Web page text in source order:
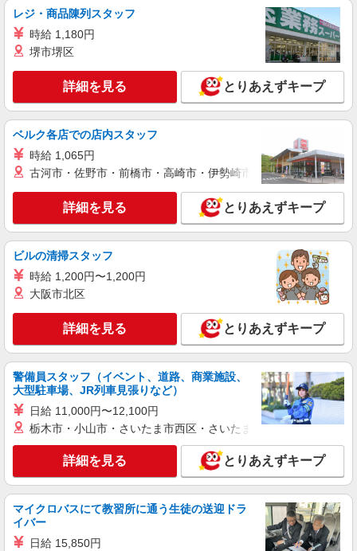
その他賞与 年2回昇給 年1回販売手当、資格手当
扶養家族手当年末年始手当バースデー手当 ★交通
+゜・。○。・゜+゜
キープ 詳細を見る
派遣社員
株式会社シエロ
スマホ携帯販売【ソフトバンク】
時給1600円〜 ※別途インセンティブ、職能評
価制度あり ※残業代支給 ★交通費別途支給（規定
あり） ゜+゜・。○。・゜+゜・。○。・゜+゜ 入
社祝い金10万円支給(規定有) お友達を紹介頂くと,
可能（規程有）★ ゜・。○。・゜+゜・。○。・゜
愛知県半田市の家電量販店
キープ 詳細を見る
人気機種に詳しくなれる携帯販売【au】
月給273200円〜 ※残業手当別途支給 ※研修期
間6か月・時給1550円〜 ★交通費別途支給（規定
インセンティブ支給(規定有) ゜・。○。・゜
+゜・。○。・゜+゜
キープ 詳細を見る
派遣社員
株式会社シエロ
【softbank】の携帯販売スタッフ
時給1500円〜 ※残業代支給 ★交通費別途支給
（規定あり） ゜+゜・。○。・゜+゜・。○。・゜
+゜ 入社祝い金10万円支給(規定有) お友達を紹介
頂くと, インセンティブ支給(規定有) ★月2回払
い・週払い可能（規程有）★ ゜・。○。・゜
愛知県半田市のsoftbankショップ
キープ 詳細を見る
正社員
ソフトバンク半田亀崎店
レジ・商品陳列スタッフ
時給 1,180円
堺市堺区
詳細を見る とりあえずキープ
ベルク各店での店内スタッフ
時給 1,065円
古河市・佐野市・前橋市・高崎市・伊勢崎市・太田市・館林市
詳細を見る とりあえずキープ
ビルの清掃スタッフ
時給 1,200円〜1,200円
大阪市北区
詳細を見る とりあえずキープ
警備員スタッフ（イベント、道路、商業施設、
大型駐車場、JR列車見張りなど）
日給 11,000円〜12,100円
栃木市・小山市・さいたま市西区・さいたま市岩槻区・久喜市・
詳細を見る とりあえずキープ
マイクロバスにて教習所に通う生徒の送迎ドラ
イバー
日給 15,850円